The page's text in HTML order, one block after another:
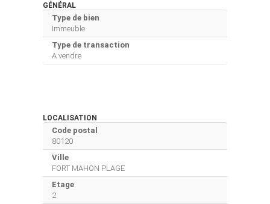
GÉNÉRAL
Type de bien
Immeuble
Type de transaction
A vendre
LOCALISATION
Code postal
80120
Ville
FORT MAHON PLAGE
Etage
2